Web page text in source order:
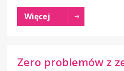
Więcej
Zero problemów z